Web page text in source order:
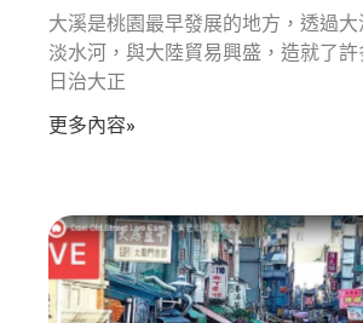
大溪是桃園最早發展的地方，透過
淡水河，與大陸貿易興盛，造就了許
日治大正
更多內容»